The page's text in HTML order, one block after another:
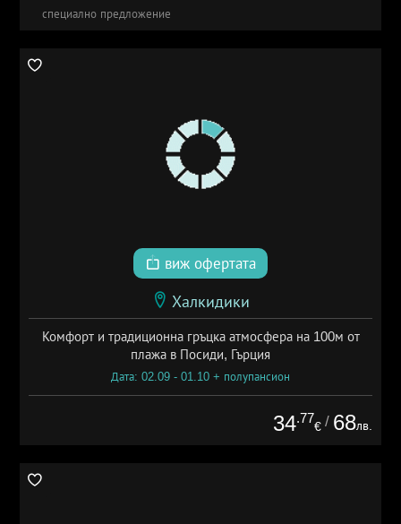
специално предложение
виж офертата
Халкидики
Комфорт и традиционна гръцка атмосфера на 100м от
плажа в Посиди, Гърция
Дата: 02.09 - 01.10 + полупансион
34.77
€ / 68лв.